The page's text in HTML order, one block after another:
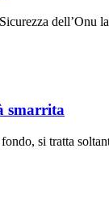
dell’Onu
smarrita
si tratta